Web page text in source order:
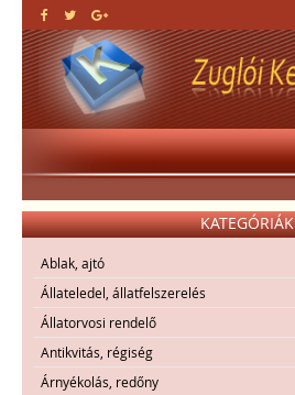
KATEGÓRIÁK
Ablak, ajtó
Állateledel, állatfelszerelés
Állatorvosi rendelő
Antikvitás, régiség
Árnyékolás, redőny